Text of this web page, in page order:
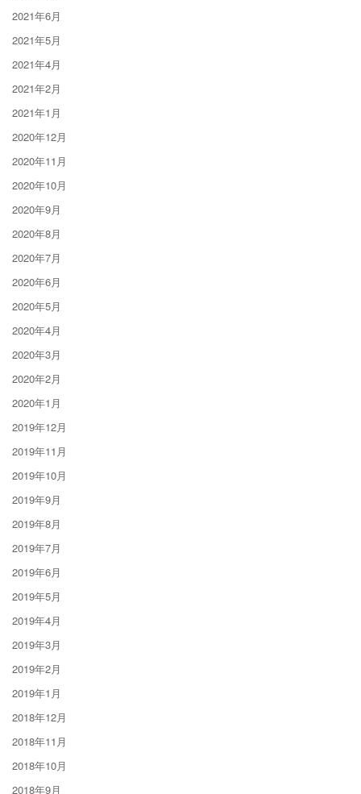
2021年6月
2021年5月
2021年4月
2021年2月
2021年1月
2020年12月
2020年11月
2020年10月
2020年9月
2020年8月
2020年7月
2020年6月
2020年5月
2020年4月
2020年3月
2020年2月
2020年1月
2019年12月
2019年11月
2019年10月
2019年9月
2019年8月
2019年7月
2019年6月
2019年5月
2019年4月
2019年3月
2019年2月
2019年1月
2018年12月
2018年11月
2018年10月
2018年9月